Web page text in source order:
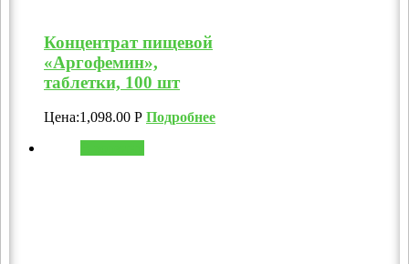
Концентрат пищевой
«Аргофемин»,
таблетки, 100 шт
Цена:1,098.00 Р Подробнее